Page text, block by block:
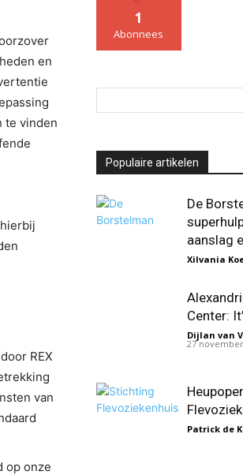
en
te vinden
REX
van
op onze
1
Abonnees
Populaire artikelen
De
aanslag
Xilvania
Center:
Dijlan van
27
Patrick de